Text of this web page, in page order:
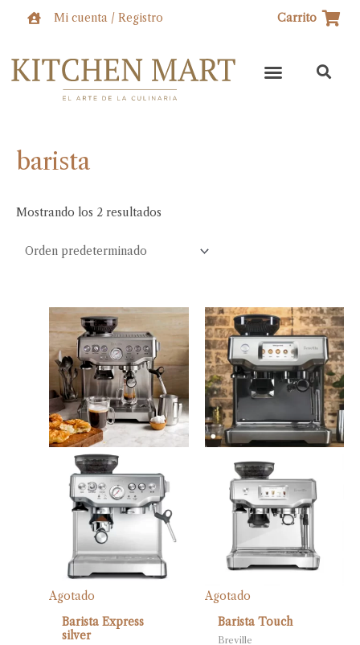
Mi cuenta / Registro Carrito
barista
Mostrando los 2 resultados
Agotado
Barista Express
silver
Agotado
Barista Touch
Breville